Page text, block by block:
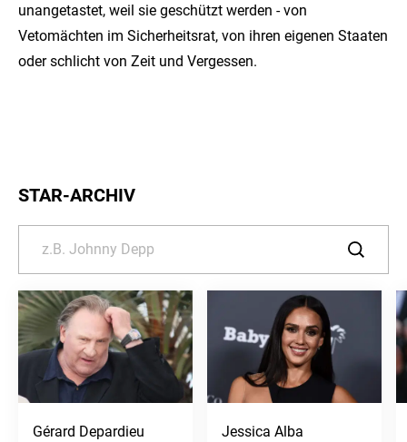
unangetastet, weil sie geschützt werden - von
Vetomächten im Sicherheitsrat, von ihren eigenen Staaten
oder schlicht von Zeit und Vergessen.
STAR-ARCHIV
Gérard Depardieu Jessica Alba